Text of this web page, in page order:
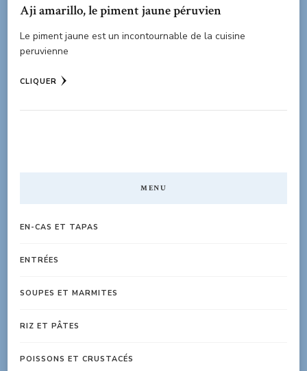
Aji amarillo, le piment jaune péruvien
Le piment jaune est un incontournable de la cuisine
peruvienne
CLIQUER
MENU
EN-CAS ET TAPAS
ENTRÉES
SOUPES ET MARMITES
RIZ ET PÂTES
POISSONS ET CRUSTACÉS